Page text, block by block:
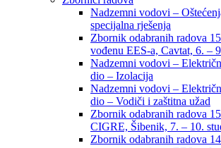
Nadzemni vodovi –
specijalna rješenja
Zbornik odabranih radova
vođenu EES-a, Cavtat, 6. –
Nadzemni vodovi –
dio – Izolacija
Nadzemni vodovi –
dio – Vodiči i zaštitna užad
Zbornik odabranih radova
CIGRE, Šibenik, 7. – 10.
Zbornik odabranih radova